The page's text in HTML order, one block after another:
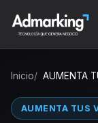
Inicio AUMENTA
AUMENTA TUS